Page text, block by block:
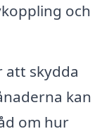
och
att skydda
kan
om hur